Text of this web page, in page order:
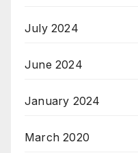
July 2024
June 2024
January 2024
March 2020